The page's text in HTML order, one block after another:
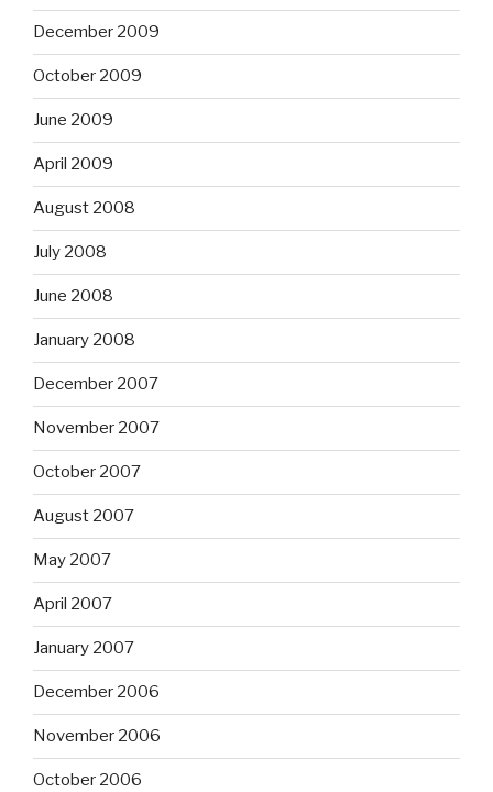
December 2009
October 2009
June 2009
April 2009
August 2008
July 2008
June 2008
January 2008
December 2007
November 2007
October 2007
August 2007
May 2007
April 2007
January 2007
December 2006
November 2006
October 2006